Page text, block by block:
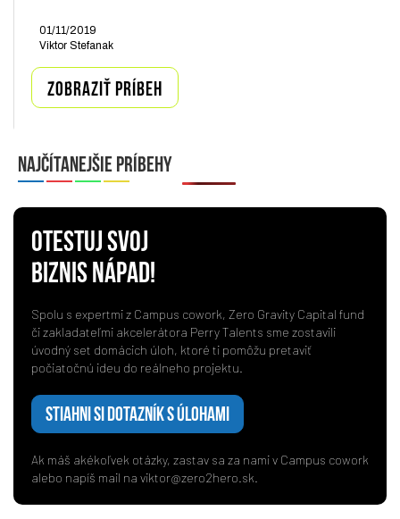
01/11/2019
Viktor Stefanak
ZOBRAZIŤ PRÍBEH
NAJČÍTANEJŠIE PRÍBEHY
OTESTUJ SVOJ
BIZNIS NÁPAD!
Spolu s expertmi z Campus cowork, Zero Gravity Capital fund
či zakladateľmi akcelerátora Perry Talents sme zostavili
úvodný set domácich úloh, ktoré ti pomôžu pretaviť
počiatočnú ideu do reálneho projektu.
STIAHNI SI DOTAZNÍK S ÚLOHAMI
Ak máš akékoľvek otázky, zastav sa za nami v Campus cowork
alebo napíš mail na viktor@zero2hero.sk